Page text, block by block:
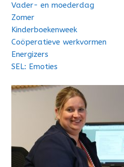
Vader- en moederdag
Zomer
Kinderboekenweek
Coöperatieve werkvormen
Energizers
SEL: Emoties